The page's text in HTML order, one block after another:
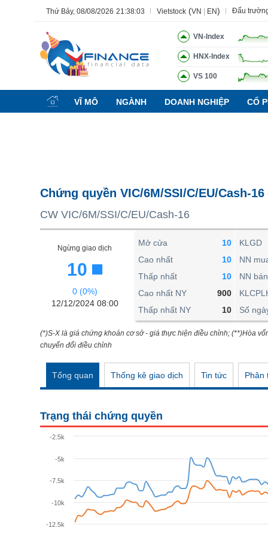
Thứ Bảy, 08/08/2026 21:38:04 Vietstock (VN EN) Đấu
VN-Index
HNX-Index
VS 100
VĨ MÔ NGÀNH DOANH NGHIỆP CỔ
Chứng quyền VIC/6M/SSI/C/EU/Cash-16
CW VIC/6M/SSI/C/EU/Cash-16
Ngừng giao dịch
10
0 (0%)
12/12/2024 08:00
Mở cửa
10
Cao nhất
10
Thấp nhất
10
Cao nhất NY
900
Thấp nhất NY
10
KLGD
NN
NN bán
Số
(*)S-X là giá chứng khoán cơ sở - giá thực hiện điều chỉnh; (**)Hòa
chuyển đổi điều chỉnh
Tổng quan Thống kê giao dịch Tin tức Phân
Trạng thái chứng quyền
-12.5k
-10k
-7.5k
-5k
-2.5k
Tính năng Ngành Mã chứng khoán Lãnh
BẤT ĐỘNG SẢN
TÀI CHÍNH
KINH TẾ
THẾ GIỚI
ĐÔNG DƯƠNG
PHÂN TÍCH
VS-SECTOR
NGUYÊN VẬT LIỆU
TIÊU DÙNG THIẾT YẾU
CHĂM SÓC SỨC KHỎE